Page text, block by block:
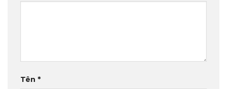
Tên *